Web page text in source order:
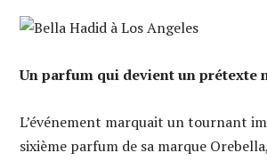
Un parfum qui devient un prétexte
L’événement marquait un tournant
sixième parfum de sa marque